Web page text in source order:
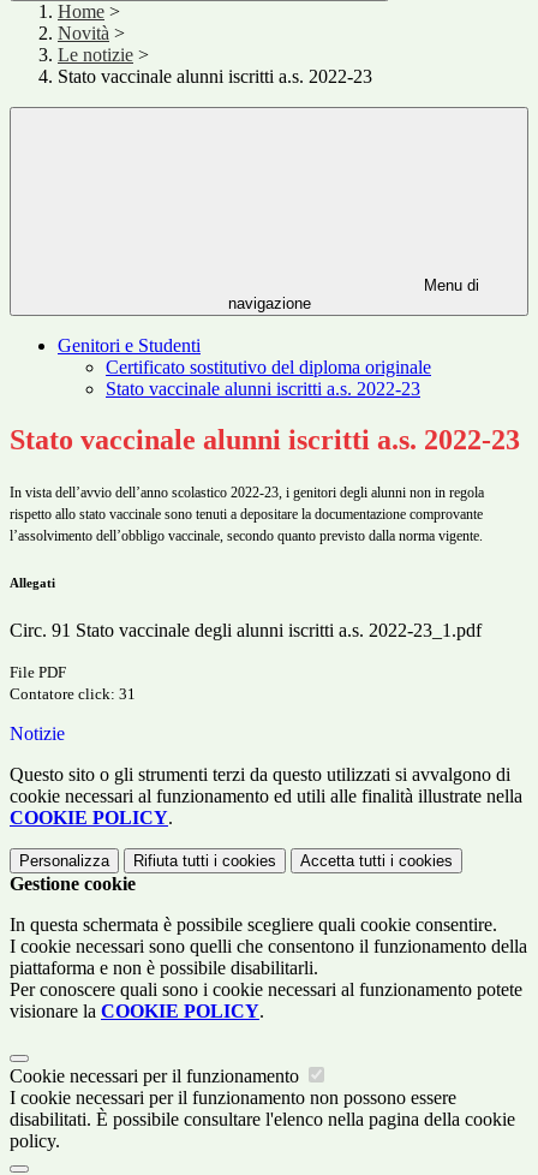
Home >
Novità >
Le notizie >
Stato vaccinale alunni iscritti a.s. 2022-23
Menu di
navigazione
Genitori e Studenti
Certificato sostitutivo del diploma originale
Stato vaccinale alunni iscritti a.s. 2022-23
Stato vaccinale alunni iscritti a.s. 2022-23
In vista dell’avvio dell’anno scolastico 2022-23, i genitori degli alunni non in regola
rispetto allo stato vaccinale sono tenuti a depositare la documentazione comprovante
l’assolvimento dell’obbligo vaccinale, secondo quanto previsto dalla norma vigente.
Allegati
Circ. 91 Stato vaccinale degli alunni iscritti a.s. 2022-23_1.pdf
File PDF
Contatore click: 31
Notizie
Questo sito o gli strumenti terzi da questo utilizzati si avvalgono di
cookie necessari al funzionamento ed utili alle finalità illustrate nella
COOKIE POLICY.
Personalizza Rifiuta tutti i cookies Accetta tutti i cookies
Gestione cookie
In questa schermata è possibile scegliere quali cookie consentire.
I cookie necessari sono quelli che consentono il funzionamento della
piattaforma e non è possibile disabilitarli.
Per conoscere quali sono i cookie necessari al funzionamento potete
visionare la COOKIE POLICY.
Cookie necessari per il funzionamento
I cookie necessari per il funzionamento non possono essere
disabilitati. È possibile consultare l'elenco nella pagina della cookie
policy.